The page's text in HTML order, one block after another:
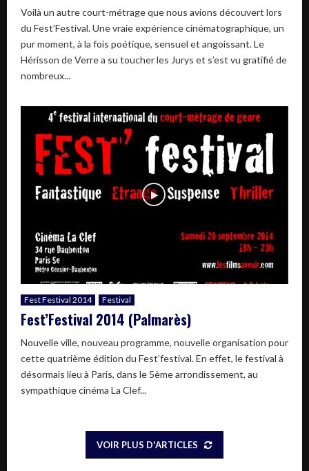
Voilà un autre court-métrage que nous avions découvert lors
du Fest’Festival. Une vraie expérience cinématographique, un
pur moment, à la fois poétique, sensuel et angoissant. Le
Hérisson de Verre a su toucher les Jurys et s’est vu gratifié de
nombreux...
Fest Festival 2014 Festival
Fest’Festival 2014 (Palmarès)
Nouvelle ville, nouveau programme, nouvelle organisation pour
cette quatrième édition du Fest’festival. En effet, le festival à
désormais lieu à Paris, dans le 5ème arrondissement, au
sympathique cinéma La Clef...
VOIR PLUS D'ARTICLES